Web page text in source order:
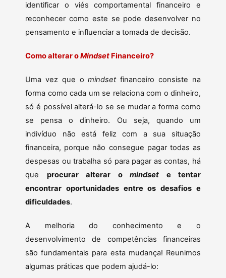
identificar o viés comportamental financeiro e
reconhecer como este se pode desenvolver no
pensamento e influenciar a tomada de decisão.
Como alterar oMindset Financeiro?
Uma vez que omindsetfinanceiro consiste na
forma como cada um se relaciona com o dinheiro,
só é possível alterá-lo se se mudar a forma como
se pensa o dinheiro. Ou seja, quando um
indivíduo não está feliz com a sua situação
financeira, porque não consegue pagar todas as
despesas ou trabalha só para pagar as contas, há
que procurar alterar o mindset e tentar
encontrar oportunidades entre os desafios e
dificuldades.
A melhoria do conhecimento e o
desenvolvimento de competências financeiras
são fundamentais para esta mudança! Reunimos
algumas práticas que podem ajudá-lo: